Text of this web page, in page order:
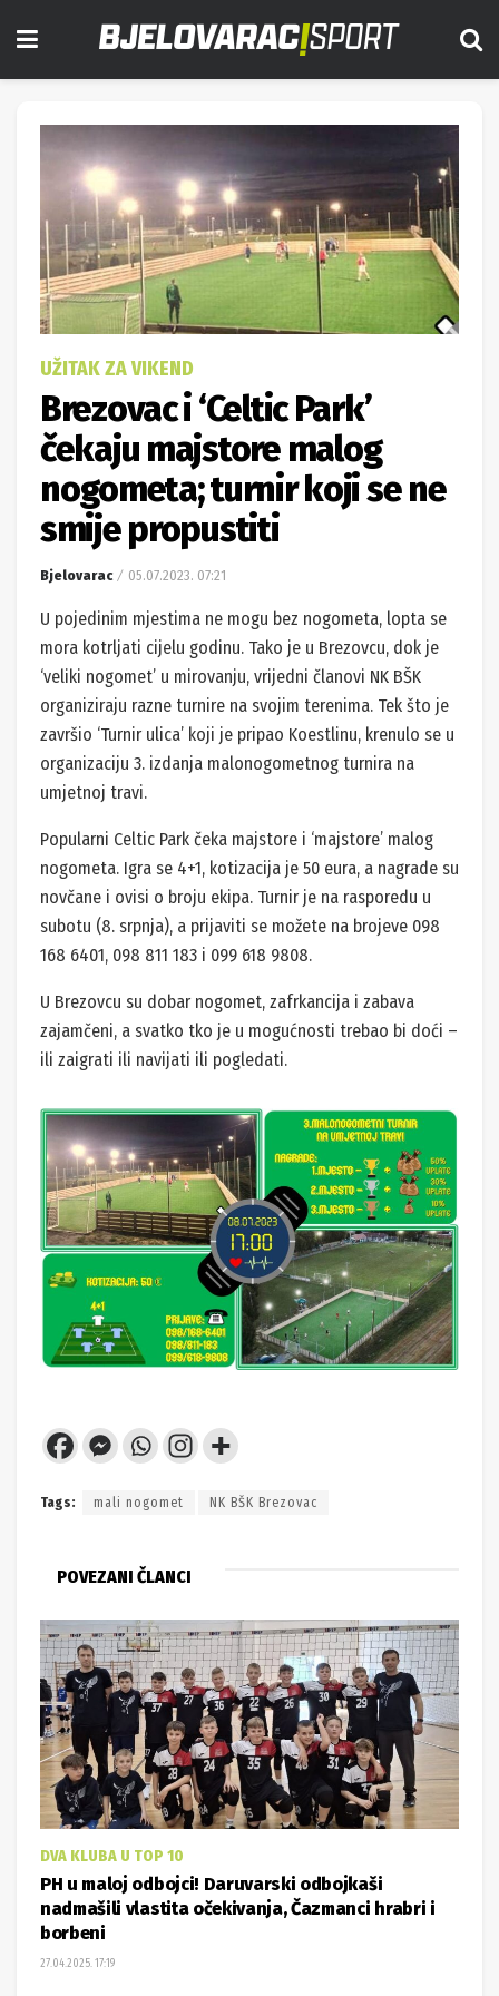
UŽITAK ZA VIKEND
Brezovac i ‘Celtic Park’
čekaju majstore malog
nogometa; turnir koji se ne
smije propustiti
Bjelovarac 05.07.2023. 07:21
U pojedinim mjestima ne mogu bez nogometa, lopta se
mora kotrljati cijelu godinu. Tako je u Brezovcu, dok je
‘veliki nogomet’ u mirovanju, vrijedni članovi NK BŠK
organiziraju razne turnire na svojim terenima. Tek što je
završio ‘Turnir ulica’ koji je pripao Koestlinu, krenulo se u
organizaciju 3. izdanja malonogometnog turnira na
umjetnoj travi.
Popularni Celtic Park čeka majstore i ‘majstore’ malog
nogometa. Igra se 4+1, kotizacija je 50 eura, a nagrade su
novčane i ovisi o broju ekipa. Turnir je na rasporedu u
subotu (8. srpnja), a prijaviti se možete na brojeve 098
168 6401, 098 811 183 i 099 618 9808.
U Brezovcu su dobar nogomet, zafrkancija i zabava
zajamčeni, a svatko tko je u mogućnosti trebao bi doći –
ili zaigrati ili navijati ili pogledati.
Tags: mali nogomet NK BŠK Brezovac
POVEZANI ČLANCI
DVA KLUBA U TOP 10
PH u maloj odbojci! Daruvarski odbojkaši
nadmašili vlastita očekivanja, Čazmanci hrabri i
borbeni
27.04.2025. 17:19